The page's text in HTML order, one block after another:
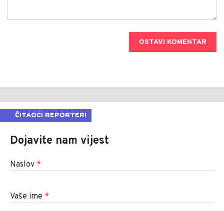
OSTAVI KOMENTAR
ČITAOCI REPORTERI
Dojavite nam vijest
Naslov *
Vaše ime *